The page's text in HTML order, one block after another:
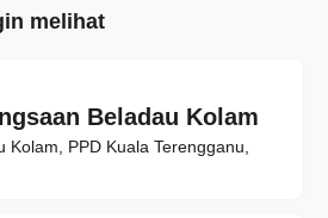
melihat
Beladau Kolam
Kolam, PPD Kuala Terengganu,